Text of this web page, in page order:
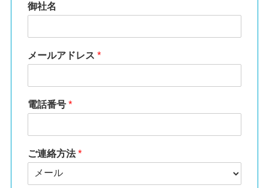
御社名
メールアドレス *
電話番号 *
ご連絡方法*